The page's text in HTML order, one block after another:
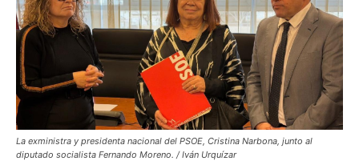
La exministra y presidenta nacional del PSOE, Cristina Narbona, junto al
diputado socialista Fernando Moreno. / Iván Urquízar